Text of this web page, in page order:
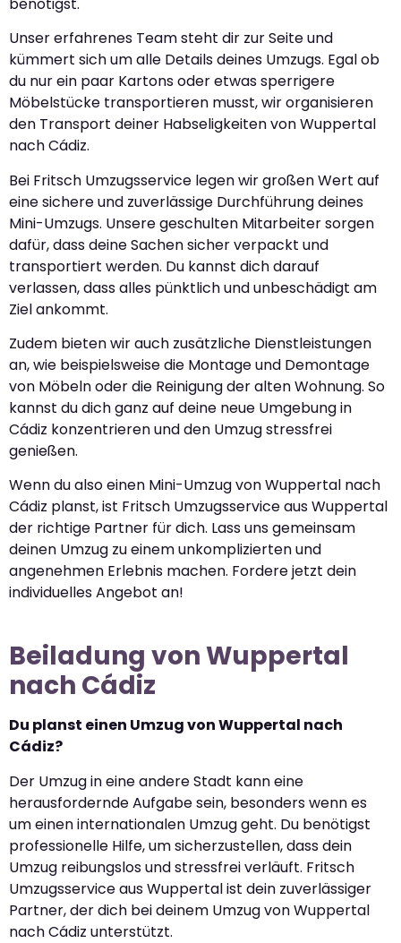
Unser erfahrenes Team steht dir zur Seite und
kümmert sich um alle Details deines Umzugs. Egal ob
du nur ein paar Kartons oder etwas sperrigere
Möbelstücke transportieren musst, wir organisieren
den Transport deiner Habseligkeiten von Wuppertal
nach Cádiz.
Bei Fritsch Umzugsservice legen wir großen Wert auf
eine sichere und zuverlässige Durchführung deines
Mini-Umzugs. Unsere geschulten Mitarbeiter sorgen
dafür, dass deine Sachen sicher verpackt und
transportiert werden. Du kannst dich darauf
verlassen, dass alles pünktlich und unbeschädigt am
Ziel ankommt.
Zudem bieten wir auch zusätzliche Dienstleistungen
an, wie beispielsweise die Montage und Demontage
von Möbeln oder die Reinigung der alten Wohnung. So
kannst du dich ganz auf deine neue Umgebung in
Cádiz konzentrieren und den Umzug stressfrei
genießen.
Wenn du also einen Mini-Umzug von Wuppertal nach
Cádiz planst, ist Fritsch Umzugsservice aus Wuppertal
der richtige Partner für dich. Lass uns gemeinsam
deinen Umzug zu einem unkomplizierten und
angenehmen Erlebnis machen. Fordere jetzt dein
individuelles Angebot an!
Beiladung von Wuppertal
nach Cádiz
Du planst einen Umzug von Wuppertal nach
Cádiz?
Der Umzug in eine andere Stadt kann eine
herausfordernde Aufgabe sein, besonders wenn es
um einen internationalen Umzug geht. Du benötigst
professionelle Hilfe, um sicherzustellen, dass dein
Umzug reibungslos und stressfrei verläuft. Fritsch
Umzugsservice aus Wuppertal ist dein zuverlässiger
Partner, der dich bei deinem Umzug von Wuppertal
nach Cádiz unterstützt.